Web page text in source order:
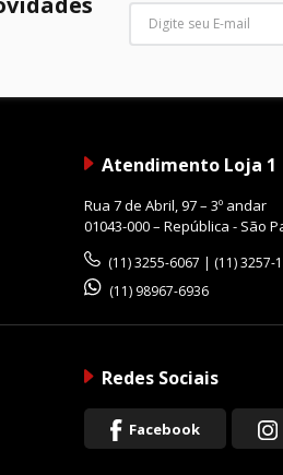
Atendimento Loja 1
Rua 7 de Abril, 97 – 3º andar
01043-000 – República - São
(11) 3255-6067 | (11) 3257-
(11) 98967-6936
Redes Sociais
Facebook